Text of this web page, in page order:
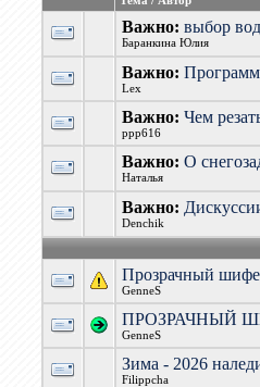
Важно:выбор
Баранкина Юлия
Важно:
Lex
Важно:Чем
ppp616
Важно:О
Наталья
Важно:
Denchik
Прозрачный
GenneS
ПРОЗРАЧНЫЙ
GenneS
Зима - 2026
Filippcha